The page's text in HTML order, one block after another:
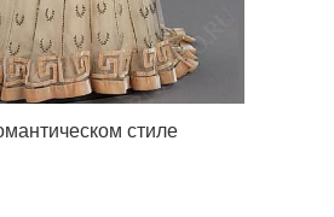
стиле